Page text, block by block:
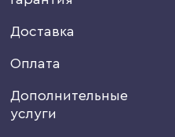
Доставка
Оплата
Дополнительные
услуги